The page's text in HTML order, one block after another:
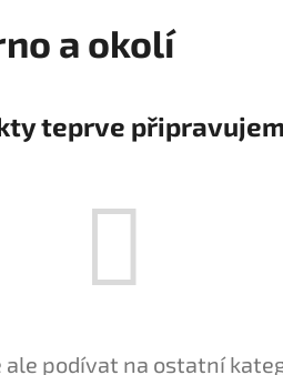
a okolí
teprve
ale podívat na ostatní